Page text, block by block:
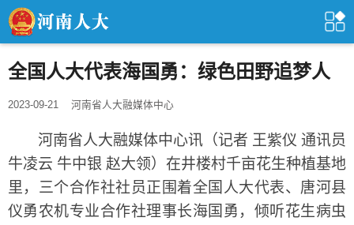
全国人大代表海国勇：绿色田野追梦人
2023-09-21 河南省人大融媒体中心
河南省人大融媒体中心讯（记者 王紫仪 通讯员
牛凌云 牛中银 赵大领）在井楼村千亩花生种植基地
里，三个合作社社员正围着全国人大代表、唐河县
仪勇农机专业合作社理事长海国勇，倾听花生病虫